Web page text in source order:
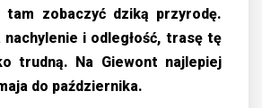
tam zobaczyć dziką przyrodę.
nachylenie i odległość, trasę tę
trudną. Na Giewont najlepiej
do października.